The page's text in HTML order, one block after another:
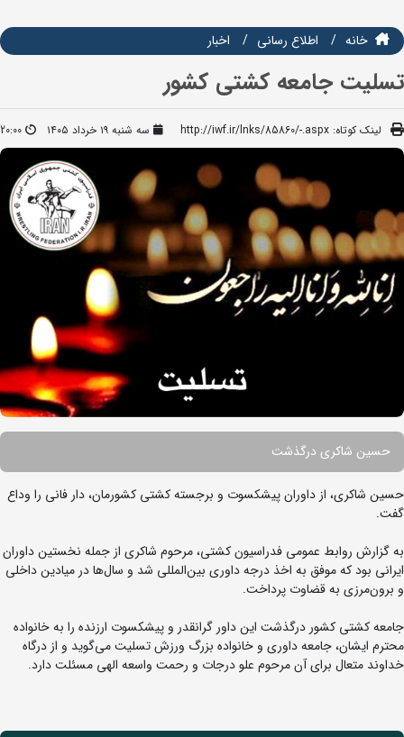
خانه اطلاع رسانی اخبار
تسلیت جامعه کشتی کشور
لینک کوتاه: http://iwf.ir/lnks/85860/-.aspx سه شنبه ۱۹ خرداد ۱۴۰۵ 20:00
حسین شاکری درگذشت
حسین شاکری، از داوران پیشکسوت و برجسته کشتی کشورمان، دار فانی را وداع
گفت.
به گزارش روابط عمومی فدراسیون کشتی، مرحوم شاکری از جمله نخستین داوران
ایرانی بود که موفق به اخذ درجه داوری بین‌المللی شد و سال‌ها در میادین داخلی
و برون‌مرزی به قضاوت پرداخت.
جامعه کشتی کشور درگذشت این داور گرانقدر و پیشکسوت ارزنده را به خانواده
محترم ایشان، جامعه داوری و خانواده بزرگ ورزش تسلیت می‌گوید و از درگاه
خداوند متعال برای آن مرحوم علو درجات و رحمت واسعه الهی مسئلت دارد.